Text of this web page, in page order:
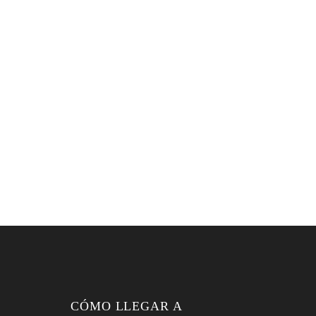
CÓMO LLEGAR A